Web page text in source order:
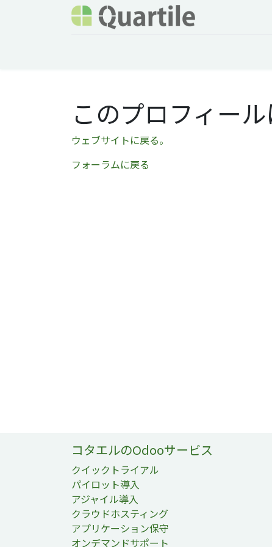
このプロフィール
ウェブサイトに戻る。
フォーラムに戻る
コタエルのOdooサービス
クイックトライアル
パイロット導入
アジャイル導入
クラウドホスティング
アプリケーション保守
オンデマンドサポート